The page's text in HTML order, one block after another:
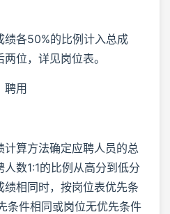
绩各50%的比例计入总成
位，详见岗位表。
聘用
算方法确定应聘人员的总
数1:1的比例从高分到低分
相同时，按岗位表优先条
条件相同或岗位无优先条件